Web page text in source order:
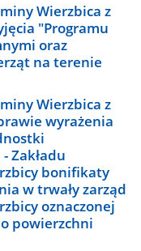
Wierzbica z
"Programu
oraz
na terenie
Wierzbica z
wyrażenia
Zakładu
bonifikaty
w trwały zarząd
oznaczonej
powierzchni